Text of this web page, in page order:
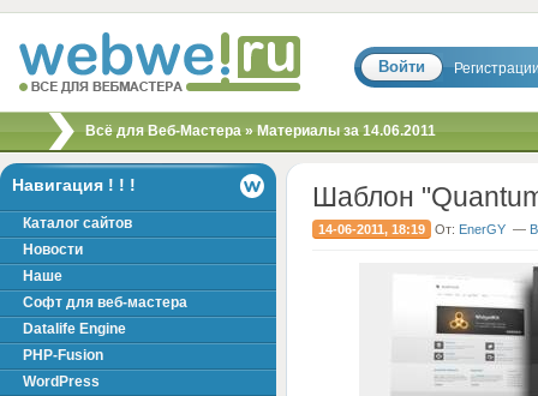
Скрипты, шаблоны,
модули, хаки для
вебмастера!
Войти
Всё для Веб-Мастера» Материалы за 14.06.2011
Шаблон
14-06-2011, 18:19 От: EnerGY —
Навигация ! ! !
Каталог сайтов
Новости
Наше
Софт для веб-мастера
Datalife Engine
PHP-Fusion
WordPress